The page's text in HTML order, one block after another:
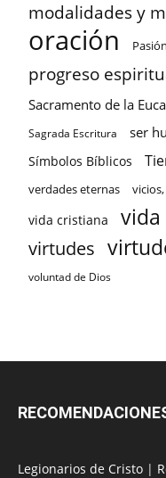
modalidades y
oración
progreso
Sacramento de la
Sagrada Escritura ser
Símbolos Bíblicos
verdades eternas
vida cristiana
virtudes
voluntad de Dios
Legionarios de Cristo |